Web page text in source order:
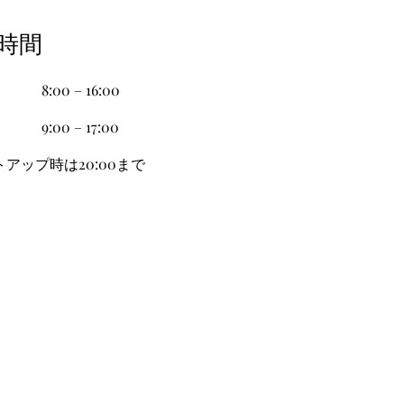
間
8:00 – 16:00
9:00 – 17:00
ップ時は20:00まで